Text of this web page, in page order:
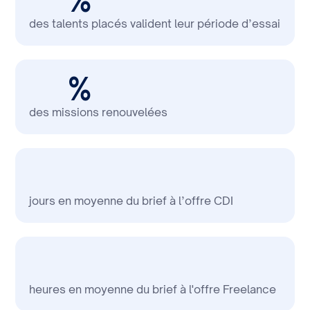
que candidat à la recherche
d’ingénieur, j’ai apprécié leur
transparence et leur
honnêteté lors des premiers
leur expertise technique, ils
les compétences requises.
Tout au long du processus,
des talents placés valident leur période d’essai
%
des missions renouvelées
jours en moyenne du brief à l’offre CDI
heures en moyenne du brief à l'offre Freelance